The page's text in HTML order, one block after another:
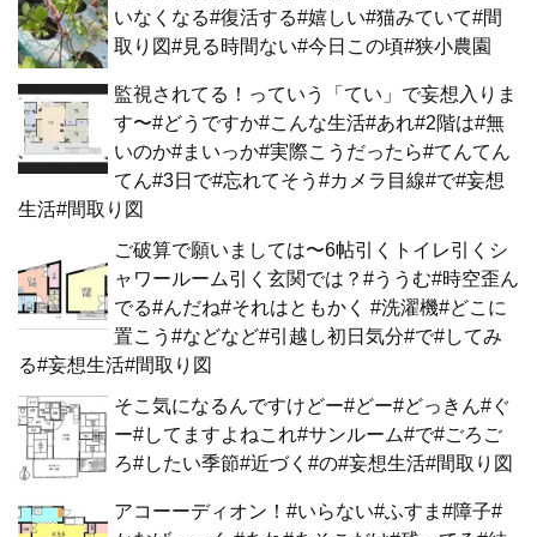
いなくなる#復活する#嬉しい#猫みていて#間
取り図#見る時間ない#今日この頃#狭小農園
監視されてる！っていう「てい」で妄想入りま
す〜#どうですか#こんな生活#あれ#2階は#無
いのか#まいっか#実際こうだったら#てんてん
てん#3日で#忘れてそう#カメラ目線#で#妄想
生活#間取り図
ご破算で願いましては〜6帖引くトイレ引くシ
ャワールーム引く玄関では？#ううむ#時空歪ん
でる#んだね#それはともかく #洗濯機#どこに
置こう#などなど#引越し初日気分#で#してみ
る#妄想生活#間取り図
そこ気になるんですけどー#どー#どっきん#ぐ
ー#してますよねこれ#サンルーム#で#ごろご
ろ#したい季節#近づく#の#妄想生活#間取り図
アコーーディオン！#いらない#ふすま#障子#